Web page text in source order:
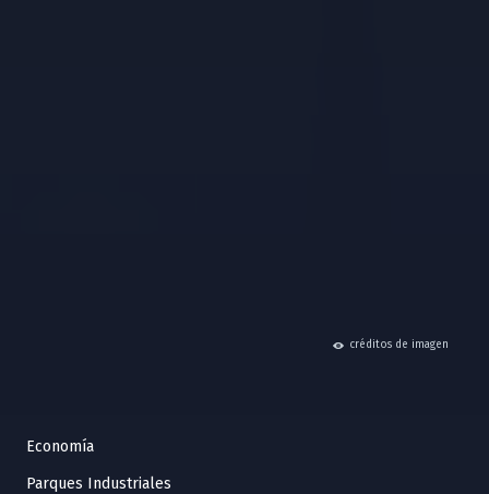
hide
créditos de imagen
Economía
Parques Industriales